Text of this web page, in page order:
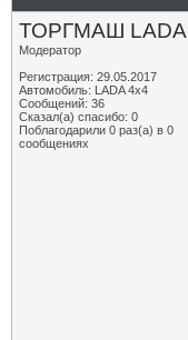
ТОРГМАШ LADA
Модератор
Регистрация: 29.05.2017
Автомобиль: LADA 4x4
Сообщений: 36
Сказал(а) спасибо: 0
Поблагодарили 0 раз(а) в 0
сообщениях